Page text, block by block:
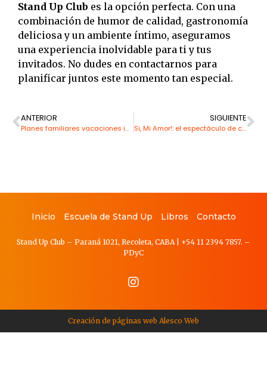
Stand Up Club es la opción perfecta. Con una
combinación de humor de calidad, gastronomía
deliciosa y un ambiente íntimo, aseguramos
una experiencia inolvidable para ti y tus
invitados. No dudes en contactarnos para
planificar juntos este momento tan especial.
ANTERIOR
Planes familiares vacaciones invierno Buenos Aires: magia, humor y música en Recoleta
SIGUIENTE
Si, Mi Amor!: el espectáculo de comedia para parejas que arrasa en Recoleta
Inicio Escuela de Stand Up Libros Contacto
Stand Up Club – Paraná 1021, Recoleta, CABA +54 11 2394 7857. –
PDyC
Creación de páginas web Alesco Web